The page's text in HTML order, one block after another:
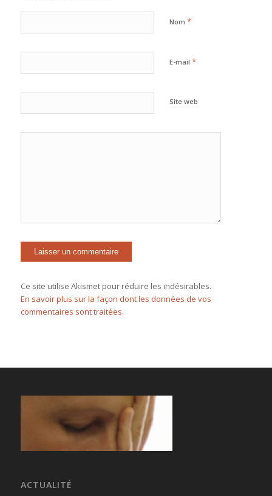
Nom *
E-mail *
Site web
Ce site utilise Akismet pour réduire les indésirables.
En savoir plus sur la façon dont les données de vos
commentaires sont traitées.
ACTUALITÉ